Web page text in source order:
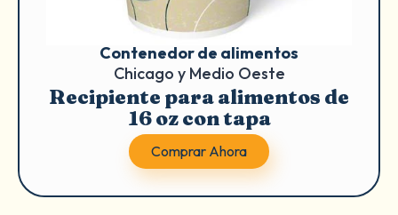
Contenedor de alimentos
Chicago y Medio Oeste
Recipiente para alimentos de
16 oz con tapa
Comprar Ahora